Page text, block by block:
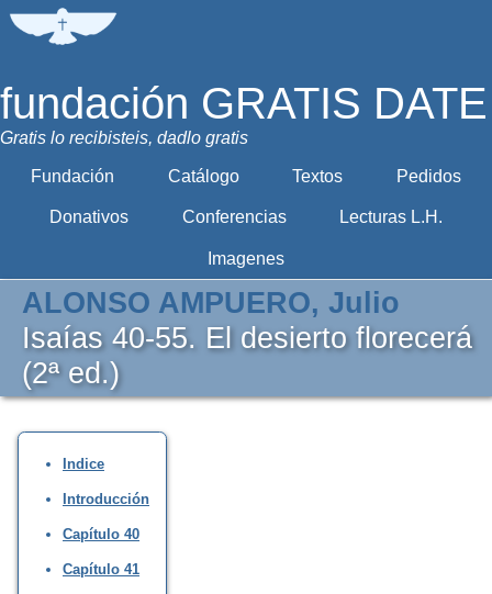
fundación GRATIS DATE
Gratis lo recibisteis, dadlo gratis
Fundación Catálogo Textos Pedidos
Donativos Conferencias Lecturas L.H.
Imagenes
ALONSO AMPUERO, Julio
Isaías 40-55. El desierto florecerá
(2ª ed.)
Indice
Introducción
Capítulo 40
Capítulo 41